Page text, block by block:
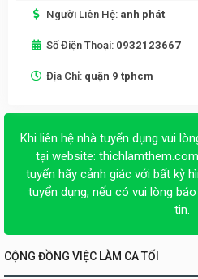
Người Liên Hệ: anh phát
Số Điện Thoại: 0932123667
Địa Chỉ: quận 9 tphcm
Khi liên hệ nhà tuyển dụng vui
tại website: thichlamthem.com
tuyển hãy cảnh giác với bất kỳ
tuyển dụng, nếu có vui lòng
tin.
CỘNG ĐỒNG VIỆC LÀM CA TỐI